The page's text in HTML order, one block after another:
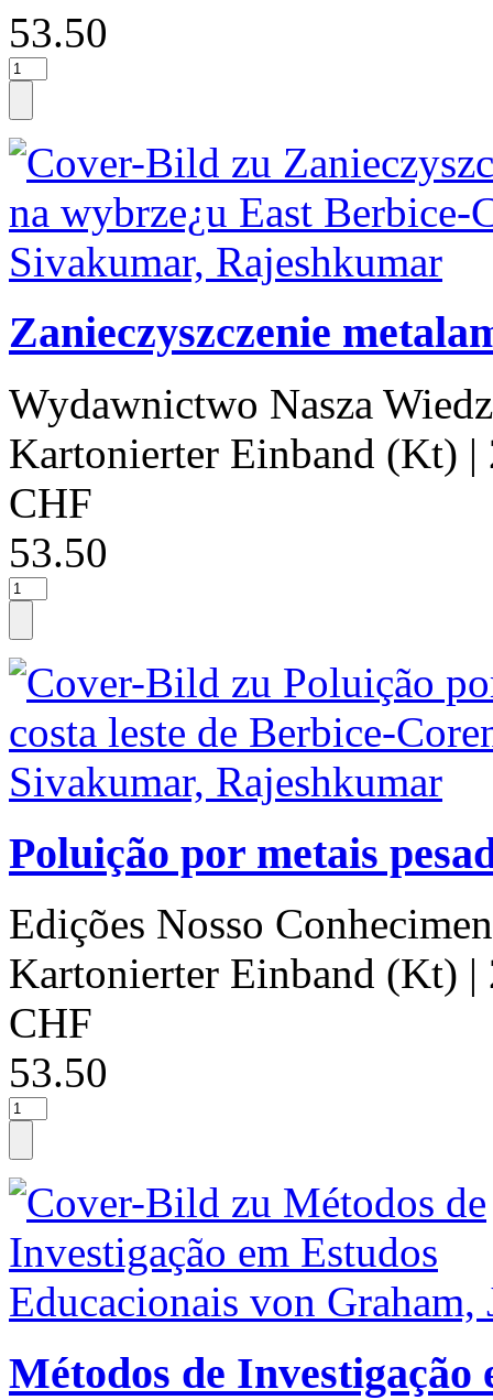
53.50
Zanieczyszczenie
Wydawnictwo Nasza
Kartonierter Einband (Kt) |
CHF
53.50
Poluição por metais
Edições Nosso
Kartonierter Einband (Kt) |
CHF
53.50
Métodos de Investigação